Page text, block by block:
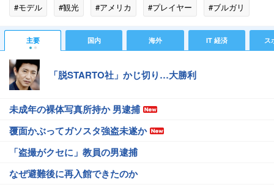
#モデル
#観光 #アメリカ #プレイヤー
#ブルガリ
#エンジニア
#コーヒー #スロバキア
#ストリートビュー
#オーストリア #コロンビア #mina #GPS
主要 国内 海外 IT 経済 ス
「脱STARTO社」かじ切り…大勝利
未成年の裸体写真所持か 男逮捕
覆面かぶってガソスタ強盗未遂か
「盗撮がクセに」教員の男逮捕
なぜ避難後に再入館できたのか